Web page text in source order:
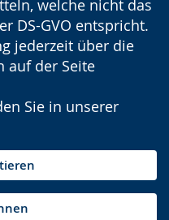
welche nicht das
DS-GVO entspricht.
jederzeit über die
auf der Seite
Sie in unserer